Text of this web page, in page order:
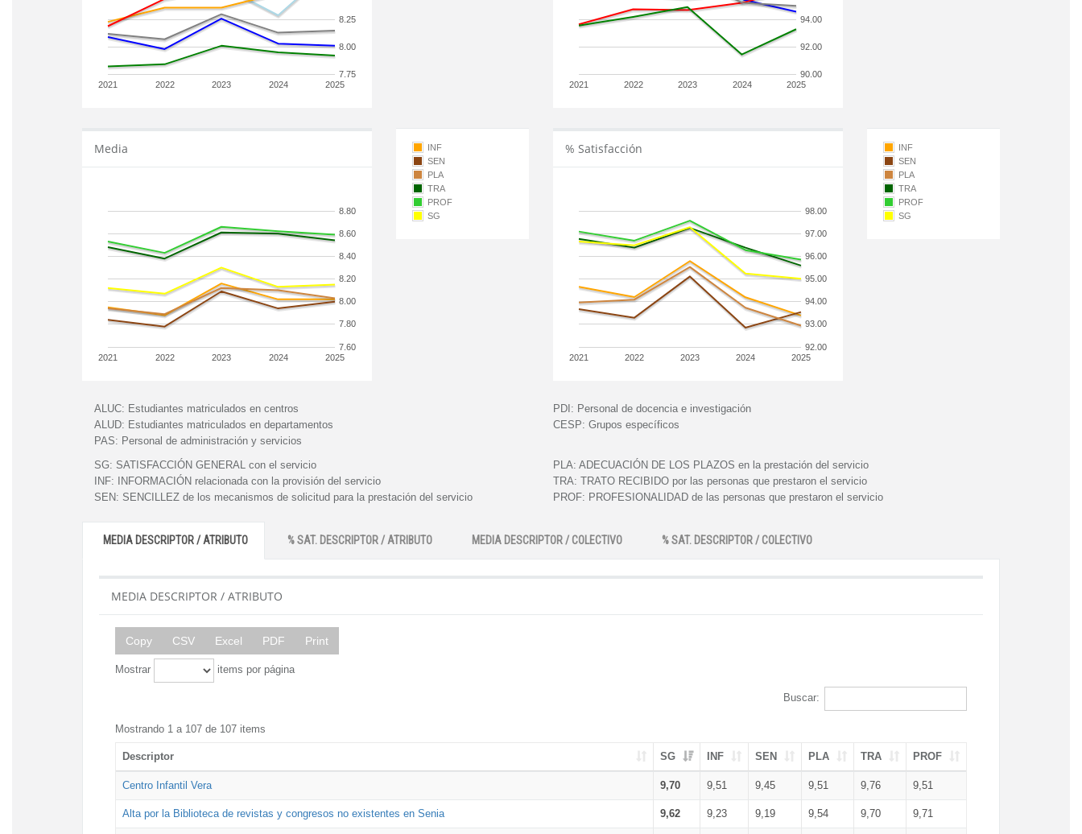
2021 2022 2023 2024 2025
7.75
8.00
8.25
2021 2022 2023 2024 2025
90.00
92.00
94.00
Media
2021 2022 2023 2024 2025
7.60
7.80
8.00
8.20
8.40
8.60
8.80
INF
SEN
PLA
TRA
PROF
SG
% Satisfacción
2021 2022 2023 2024 2025
92.00
93.00
94.00
95.00
96.00
97.00
98.00
INF
SEN
PLA
TRA
PROF
SG
ALUC: Estudiantes matriculados en centros
ALUD: Estudiantes matriculados en departamentos
PAS: Personal de administración y servicios
PDI: Personal de docencia e investigación
CESP: Grupos específicos
SG: SATISFACCIÓN GENERAL con el servicio
INF:
INFORMACIÓN relacionada con la provisión del servicio
SEN: SENCILLEZ de los mecanismos de solicitud para la prestación del servicio
PLA: ADECUACIÓN DE LOS PLAZOS en la prestación del servicio
TRA: TRATO RECIBIDO por las personas que prestaron el servicio
PROF: PROFESIONALIDAD de las personas que prestaron el servicio
MEDIA DESCRIPTOR / ATRIBUTO % SAT. DESCRIPTOR / ATRIBUTO MEDIA DESCRIPTOR / COLECTIVO % SAT. DESCRIPTOR / COLECTIVO
MEDIA DESCRIPTOR / ATRIBUTO
Copy CSV Excel PDF Print
Mostrar items por página
Buscar:
Mostrando 1 a 107 de 107 items
Descriptor SG INF SEN PLA TRA PROF
Centro Infantil Vera 9,70 9,51 9,45 9,51 9,76 9,51
Alta por la Biblioteca de revistas y congresos no existentes en Senia 9,62 9,23 9,19 9,54 9,70 9,71